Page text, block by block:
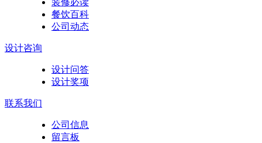
餐饮百科
公司动态
设计咨询
设计问答
设计奖项
联系我们
公司信息
留言板